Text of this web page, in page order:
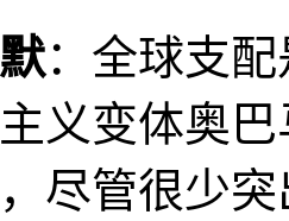
：全球支
义变体奥
尽管很少